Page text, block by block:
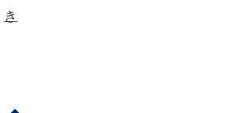
き